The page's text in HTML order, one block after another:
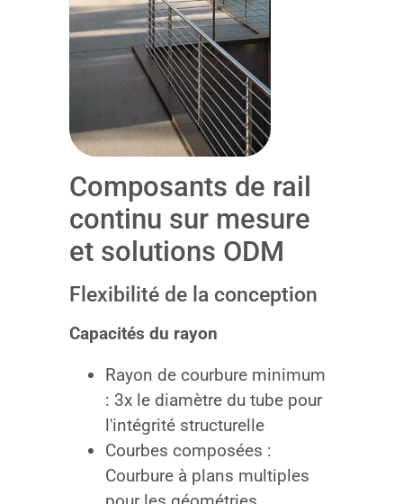
Composants de rail
continu sur mesure
et solutions ODM
Flexibilité de la conception
Capacités du rayon
Rayon de courbure minimum
: 3x le diamètre du tube pour
l'intégrité structurelle
Courbes composées :
Courbure à plans multiples